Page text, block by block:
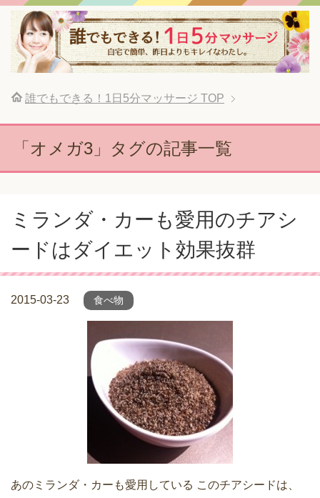
誰でもできる！1日5分マッサージ TOP
「オメガ3」タグの記事一覧
ミランダ・カーも愛用のチアシ
ードはダイエット効果抜群
2015-03-23 食べ物
あのミランダ・カーも愛用している このチアシードは、